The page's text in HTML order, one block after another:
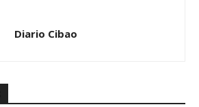
Diario Cibao